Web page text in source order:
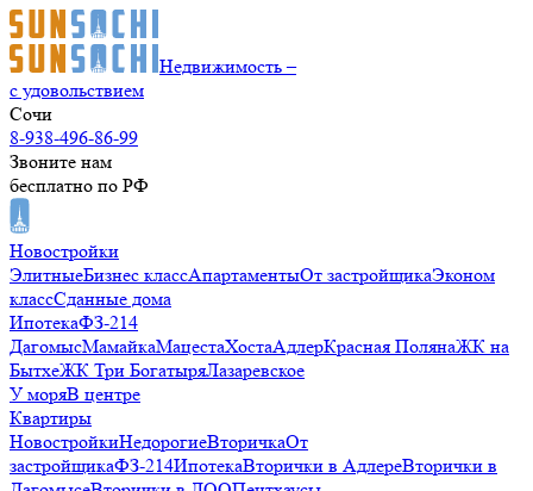
Недвижимость –
с удовольствием
Сочи
8-938-496-86-99
Звоните нам
бесплатно по РФ
Новостройки
ЭлитныеБизнес классАпартаментыОт застройщикаЭконом
классСданные дома
ИпотекаФЗ-214
ДагомысМамайкаМацестаХостаАдлерКрасная ПолянаЖК на
БытхеЖК Три БогатыряЛазаревское
У моряВ центре
Квартиры
НовостройкиНедорогиеВторичкаОт
застройщикаФЗ-214ИпотекаВторички в АдлереВторички в